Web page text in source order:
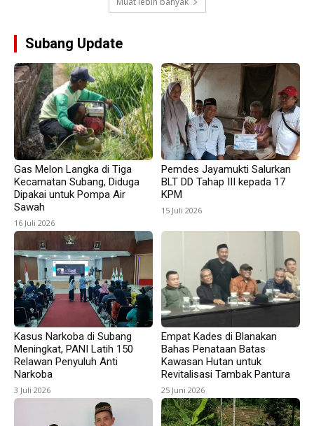
Subang Update
Gas Melon Langka di Tiga
Kecamatan Subang, Diduga
Dipakai untuk Pompa Air
Sawah
16 Juli 2026
Pemdes Jayamukti Salurkan
BLT DD Tahap III kepada 17
KPM
15 Juli 2026
Kasus Narkoba di Subang
Meningkat, PANI Latih 150
Relawan Penyuluh Anti
Narkoba
3 Juli 2026
Empat Kades di Blanakan
Bahas Penataan Batas
Kawasan Hutan untuk
Revitalisasi Tambak Pantura
25 Juni 2026